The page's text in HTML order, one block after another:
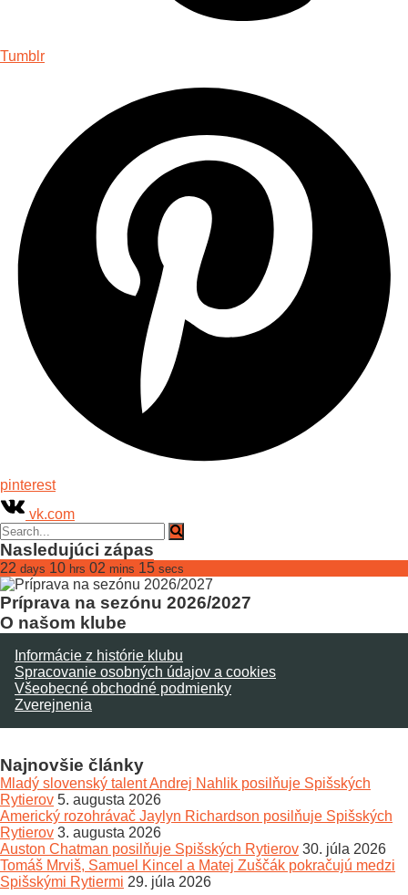
Tumblr
pinterest
vk.com
Nasledujúci zápas
22 days 10 hrs 02 mins 15 secs
Príprava na sezónu 2026/2027
O našom klube
Informácie z histórie klubu
Spracovanie osobných údajov a cookies
Všeobecné obchodné podmienky
Zverejnenia
Najnovšie články
Mladý slovenský talent Andrej Nahlik posilňuje Spišských
Rytierov 5. augusta 2026
Americký rozohrávač Jaylyn Richardson posilňuje Spišských
Rytierov 3. augusta 2026
Auston Chatman posilňuje Spišských Rytierov 30. júla 2026
Tomáš Mrviš, Samuel Kincel a Matej Zuščák pokračujú medzi
Spišskými Rytiermi 29. júla 2026